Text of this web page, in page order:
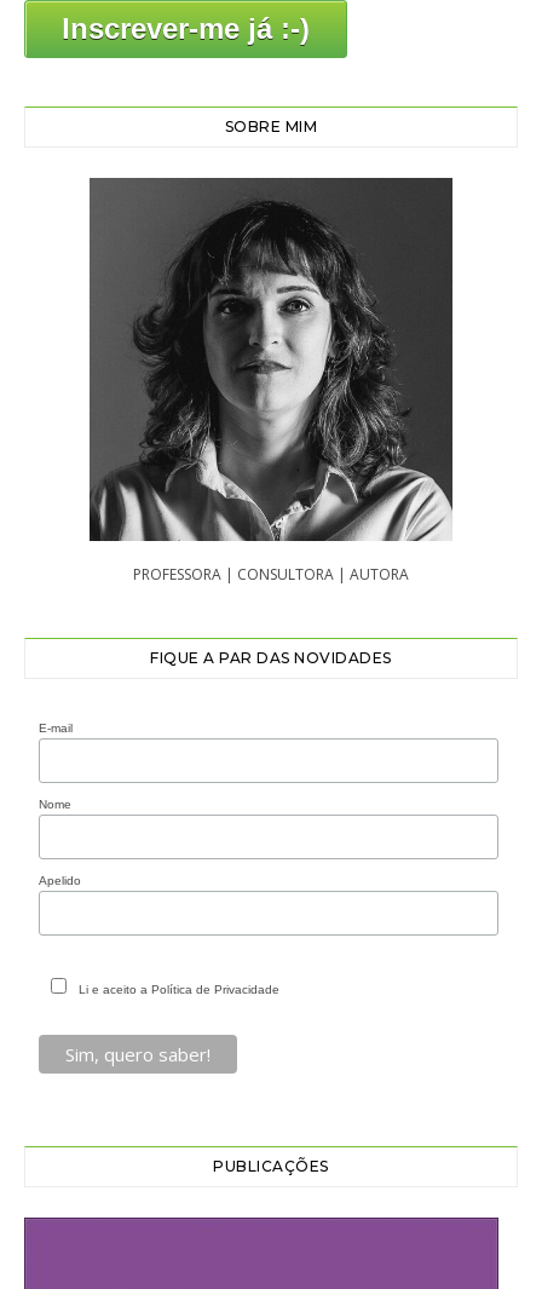
Inscrever-me já :-)
SOBRE MIM
PROFESSORA | CONSULTORA | AUTORA
FIQUE A PAR DAS NOVIDADES
E-mail
Nome
Apelido
Li e aceito a Política de Privacidade
PUBLICAÇÕES